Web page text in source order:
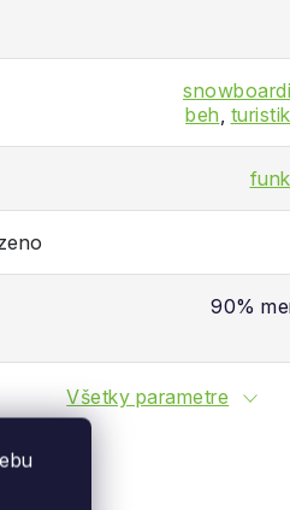
beh,
90%
Všetky parametre